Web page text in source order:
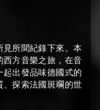
見所聞紀錄下來。本
西方音樂之旅，在音
出發品味德國式的
、探索法國斑斕的世